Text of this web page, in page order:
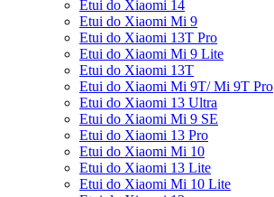
Etui do Xiaomi 14
Etui do Xiaomi Mi 9
Etui do Xiaomi 13T Pro
Etui do Xiaomi Mi 9 Lite
Etui do Xiaomi 13T
Etui do Xiaomi Mi 9T/ Mi 9T Pro
Etui do Xiaomi 13 Ultra
Etui do Xiaomi Mi 9 SE
Etui do Xiaomi 13 Pro
Etui do Xiaomi Mi 10
Etui do Xiaomi 13 Lite
Etui do Xiaomi Mi 10 Lite